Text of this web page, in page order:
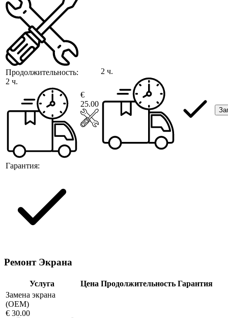
Продолжительность:
2 ч.
Гарантия:
€
25.00
2 ч.
Ремонт Экрана
Услуга Цена Продолжительность Гарантия
Замена экрана
(OEM)
€ 30.00